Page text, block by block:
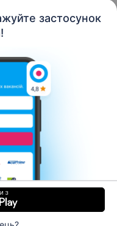
застосунок
Кар’єра
Умови використання